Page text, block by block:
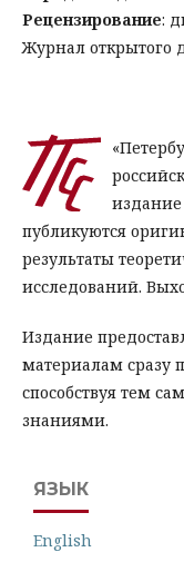
Рецензирование:
Журнал открытого
публикуются
результаты
исследований.
Издание
материалам сразу
способствуя тем
знаниями.
ЯЗЫК
English